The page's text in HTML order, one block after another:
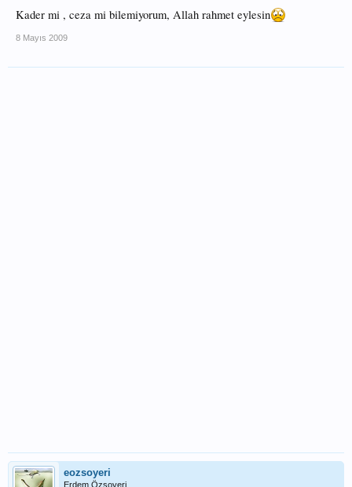
Kader mi , ceza mi bilemiyorum, Allah rahmet eylesin
8 Mayıs 2009
eozsoyeri
Erdem Özsoyeri